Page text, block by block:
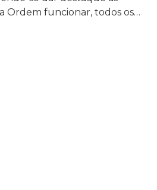
Ordem funcionar, todos os…